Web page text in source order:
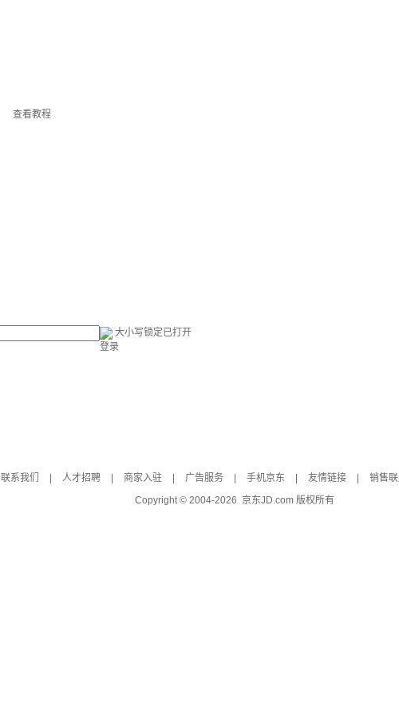
查看教程
大小写锁定已打开
登录
联系我们 人才招聘 商家入驻 广告服务 手机京东 友情链接 销售
Copyright © 2004-2026 京东JD.com 版权所有